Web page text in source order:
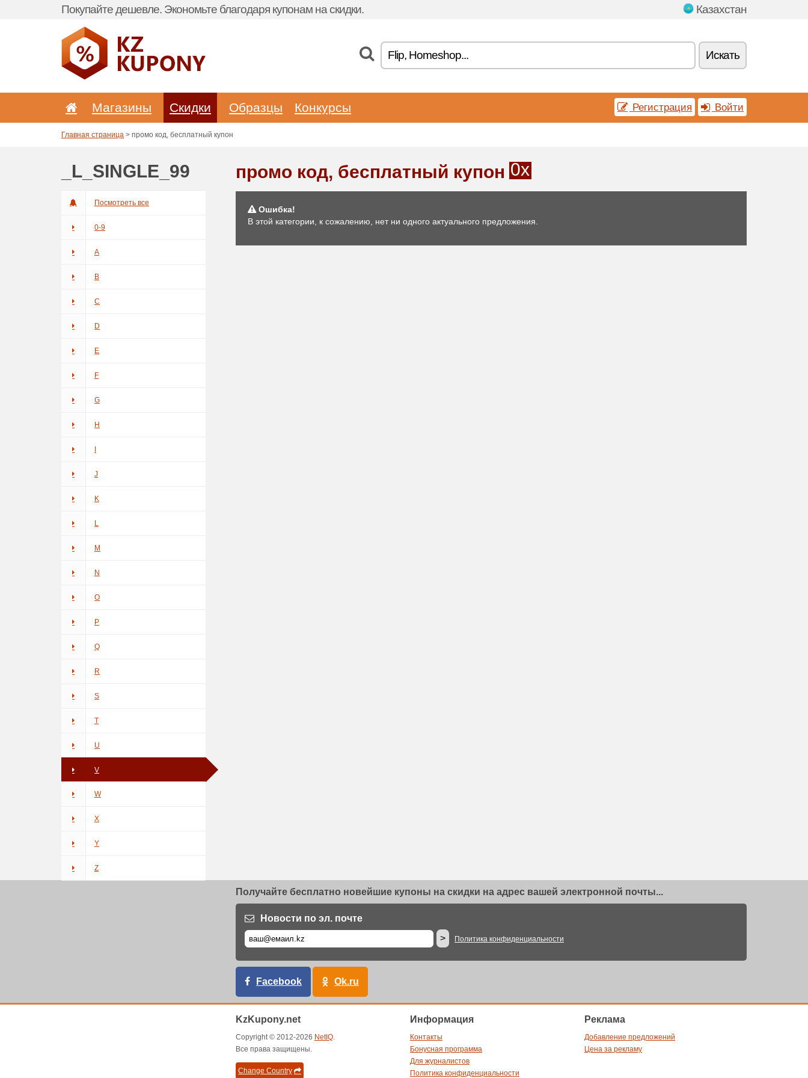
Покупайте дешевле. Экономьте благодаря купонам на скидки. Казахстан
Искать
Магазины Скидки Образцы Конкурсы Регистрация Войти
Главная страница > промо код, бесплатный купон
_L_SINGLE_99
Посмотреть все
0-9
A
B
C
D
E
F
G
H
J
K
L
M
N
O
P
Q
R
S
T
U
V
W
X
Y
Z
промо код, бесплатный купон 0x
Ошибка!
В этой категории, к сожалению, нет ни одного актуального предложения.
Получайте бесплатно новейшие купоны на скидки на адрес вашей электронной почты...
Новости по эл. почте
>
Политика конфиденциальности
Facebook Ok.ru
KzKupony.net
Copyright © 2012-2026 NetIQ.
Все права защищены.
Change Country
Информация
Контакты
Бонусная программа
Для журналистов
Политика конфиденциальности
Реклама
Добавление предложений
Цена за рекламу